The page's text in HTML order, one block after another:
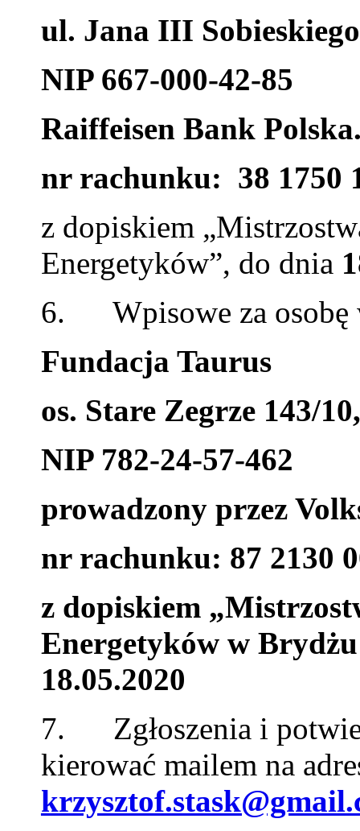
ul. Jana III
NIP 667-000-42-85
Raiffeisen Bank
nr rachunku: 38 1750
z dopiskiem
Energetyków”, do dnia
6. Wpisowe za osobę
Fundacja Taurus
os. Stare Zegrze 143/
NIP 782-24-57-462
prowadzony przez
nr rachunku: 87 2130
z dopiskiem
Energetyków w
18.05.2020
7. Zgłoszenia i
kierować mailem na